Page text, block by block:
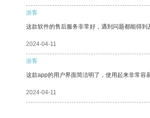
游客
这款软件的售后服务非常好，遇到问题都能得到
2024-04-11
游客
这款app的用户界面简洁明了，使用起来非常容
2024-04-11